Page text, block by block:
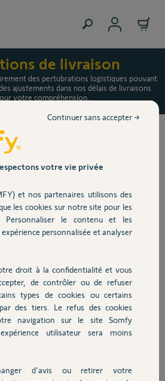
de livraison
des pertubrations logistiques pouvant
ajustements dans nos délais de livraisons.
votre compréhension.
Motorisation radio
pour volet roulant
switch
1700 - Kit
volet roulant
pour fenêtre
motorisation volet roulant radio
fenêtre RMS 1700
savoir plus
319,00 €
switch
connecté
votre vie privée
et nos partenaires utilisons des
les cookies sur notre site pour les
Personnaliser le contenu et les
personnalisée et analyser
droit à la confidentialité et vous
de contrôler ou de refuser
types de cookies ou certains
des tiers. Le refus des cookies
navigation sur le site Somfy
utilisateur sera moins
d'avis ou retirer votre
Continuer sans accepter →